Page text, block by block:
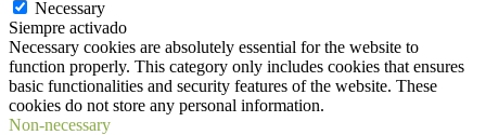
Necessary
Siempre activado
Necessary cookies are absolutely essential for the website to
function properly. This category only includes cookies that ensures
basic functionalities and security features of the website. These
cookies do not store any personal information.
Non-necessary